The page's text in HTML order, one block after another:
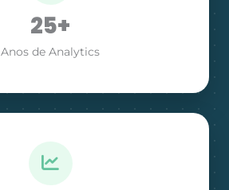
25+
Anos de Analytics